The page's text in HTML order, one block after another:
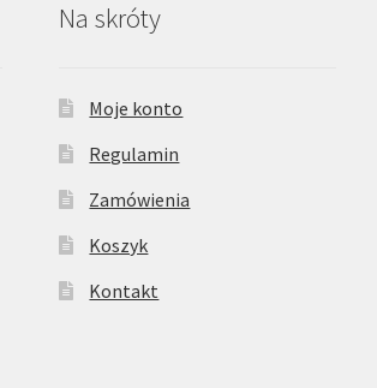
Na skróty
Moje konto
Regulamin
Zamówienia
Koszyk
Kontakt